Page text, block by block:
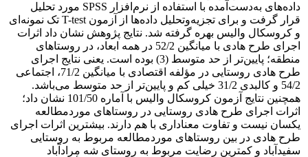
داده‌های به‌دست‌آمده با استفاده از نرم‌افزار SPSS مورد تحلیل
قرار گرفت و برای تجزیه‌وتحلیل داده‌ها از آزمون T-test تک نمونه‌ای
و کروسکال والیس بهره گرفته شد. نتایج پژوهش نشان داد اثرات
اجرای طرح هادی با میانگین 52/2 در همه ابعاد، در روستاهای
منطقه؛ پایین‌تر از حد متوسط (3) بوده است. یعنی نتایج اجرای
طرح هادی روستایی در مؤلفه اقتصادی با میانگین 71/2، اجتماعی
54/2 و کالبدی 31/2 خیلی کم و پایین‌تر از حد متوسط می‌باشد.
همچنین نتایج آزمون کروسکال والیس با آماره 101/50 نشان داد؛
اثرات اجرای طرح هادی روستایی در روستاهای موردمطالعه
یکسان نیست و تفاوت معناداری با هم دارند. بیشترین اثرات اجرای
طرح هادی در بین روستاهای موردمطالعه مربوط به روستایی
سفیدآباد و کمترین رضایت مربوط به روستای شه مرادآباد